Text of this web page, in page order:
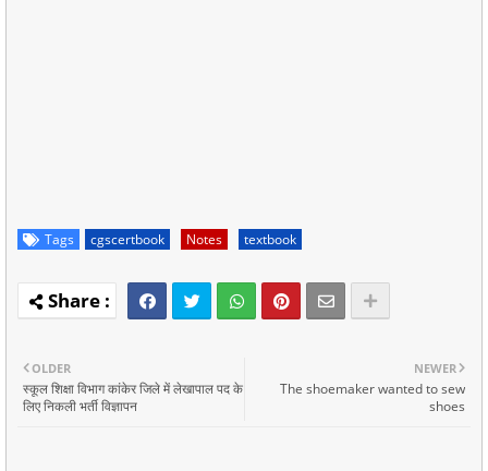
Tags cgscertbook Notes textbook
NEWER
The shoemaker wanted to sew
shoes
OLDER
स्कूल शिक्षा विभाग कांकेर जिले में लेखापाल पद के
लिए निकली भर्ती विज्ञापन